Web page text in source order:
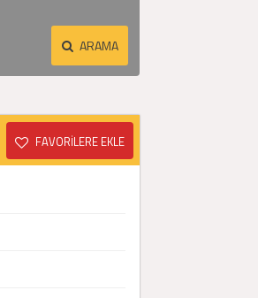
ARAMA
FAVORİLERE EKLE